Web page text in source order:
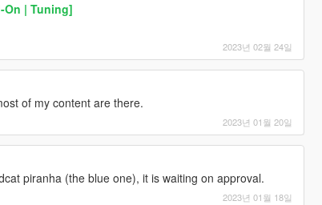
On | Tuning]
2023년 02월 24일
of my content are there.
2023년 01월 20일
piranha (the blue one), it is waiting on approval.
2023년 01월 18일